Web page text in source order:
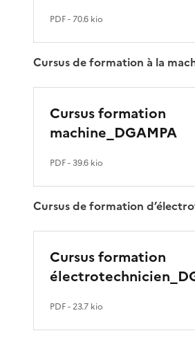
PDF- 70.6 kio
Cursus de formation à la
Cursus formation
machine_DGAMPA
PDF- 39.6 kio
Cursus de formation
Cursus formation
PDF- 23.7 kio